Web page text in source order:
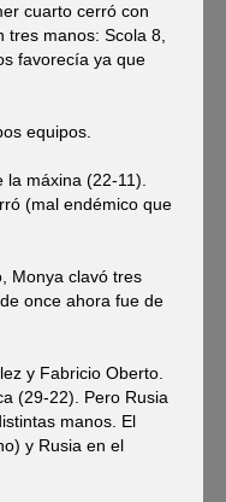
cuarto cerró con
manos: Scola 8,
favorecía ya que
equipos.
máxina (22-11).
(mal endémico que
Monya clavó tres
once ahora fue de
y Fabricio Oberto.
(29-22). Pero Rusia
manos. El
y Rusia en el